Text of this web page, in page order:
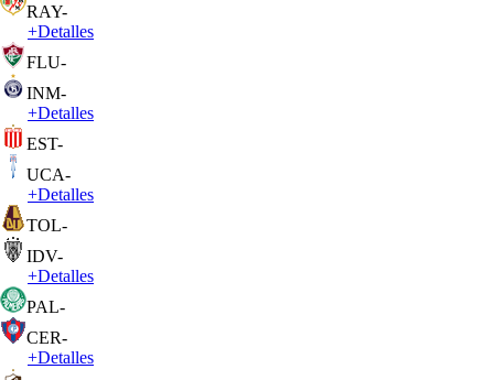
RAY-
+Detalles
FLU-
INM-
+Detalles
EST-
UCA-
+Detalles
TOL-
IDV-
+Detalles
PAL-
CER-
+Detalles